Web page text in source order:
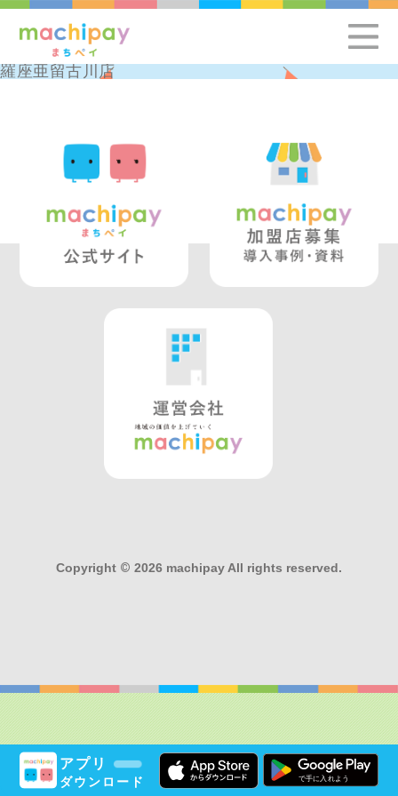
アプリ
ダウンロード
羅座亜留古川店
Copyright © 2026 machipay All rights reserved.